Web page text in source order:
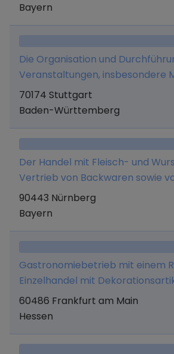
Bayern
Die Organisation und
Veranstaltungen, insbesondere
Verkauf von Cateringrechten,
Cateringstände, Presse- und
Verkaufspersonal sowie
Gewerken und Dienstleistungen,
Zusammenhang mit dem
stehen. Des Weiteren den
Merchandise und
rund um das Thema finanzielle
70174 Stuttgart
Baden-Württemberg
Der Handel mit Fleisch- und
Vertrieb von Backwaren sowie
Lebensmitteln in
90443 Nürnberg
Bayern
Gastronomiebetrieb mit einem
Einzelhandel mit
Souvenirs, insbesondere
(Besteck, Geschirr, usw)
60486 Frankfurt am Main
Hessen